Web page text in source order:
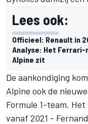
Lees ook:
Officieel: Renault in
Analyse: Het
Alpine zit
De aankondiging
Alpine ook de
Formule 1-team. Het
vanaf 2021 -